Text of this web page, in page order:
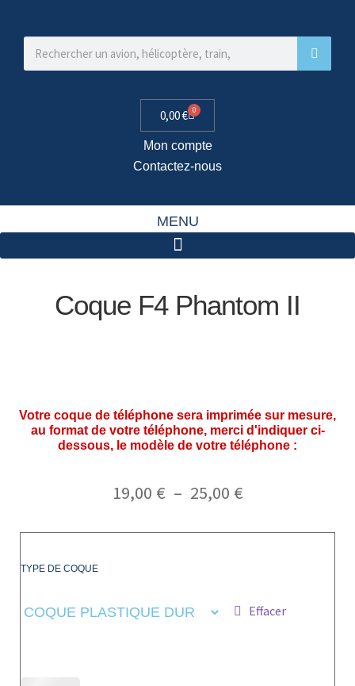
0,00€ 0
Mon compte
Contactez-nous
MENU
Coque F4 Phantom II
Votre coque de téléphone sera imprimée sur mesure,
au format de votre téléphone, merci d'indiquer ci-
dessous, le modèle de votre téléphone :
19,00 € – 25,00 €
TYPE DE COQUE
Effacer